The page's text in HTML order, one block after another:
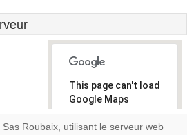
This page can't load
Google Maps
correctly.
Sas Roubaix, utilisant le serveur web